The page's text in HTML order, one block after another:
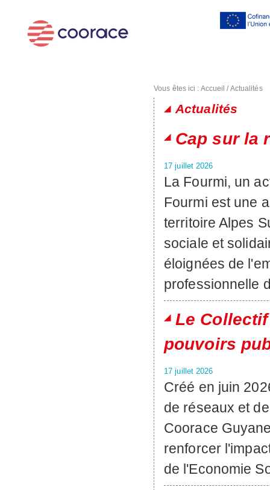
Vous êtes ici : Accueil /Actualités
Actualités
Cap sur la
17 juillet 2026
La Fourmi, un
Fourmi est une
territoire Alpes
sociale et
éloignées de
professionnelle
Le
pouvoirs
17 juillet 2026
Créé en juin
de réseaux et
Coorace
renforcer
de l'Economie
Pages